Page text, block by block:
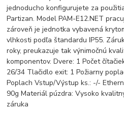
jednoducho konfigurujete za
Partizan. Model PAM-E12.NET
zároveň je jednotka vybavená
vlhkosti podľa štandardu IP55.
roky, preukazuje tak výnimočnú
komponentov. Dvere: 1 Počet
26/34 Tlačidlo exit: 1 Požiarny
Poplach Vstup/Výstup ks.: -/-
90g Materiál púzdra: Vysoko
záruka